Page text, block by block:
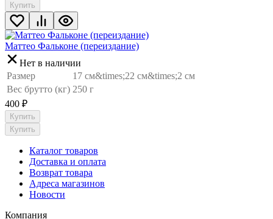
Купить
Маттео Фальконе (переиздание)
Нет в наличии
Размер
17 см&times;22 см&times;2 см
Вес брутто (кг) 250 г
400 ₽
Купить
Купить
Каталог товаров
Доставка и оплата
Возврат товара
Адреса магазинов
Новости
Компания